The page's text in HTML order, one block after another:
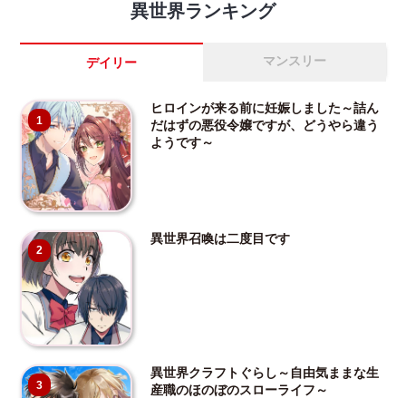
異世界ランキング
デイリー マンスリー
1
ヒロインが来る前に妊娠しました～詰ん
だはずの悪役令嬢ですが、どうやら違う
ようです～
2
異世界召喚は二度目です
3
異世界クラフトぐらし～自由気ままな生
産職のほのぼのスローライフ～